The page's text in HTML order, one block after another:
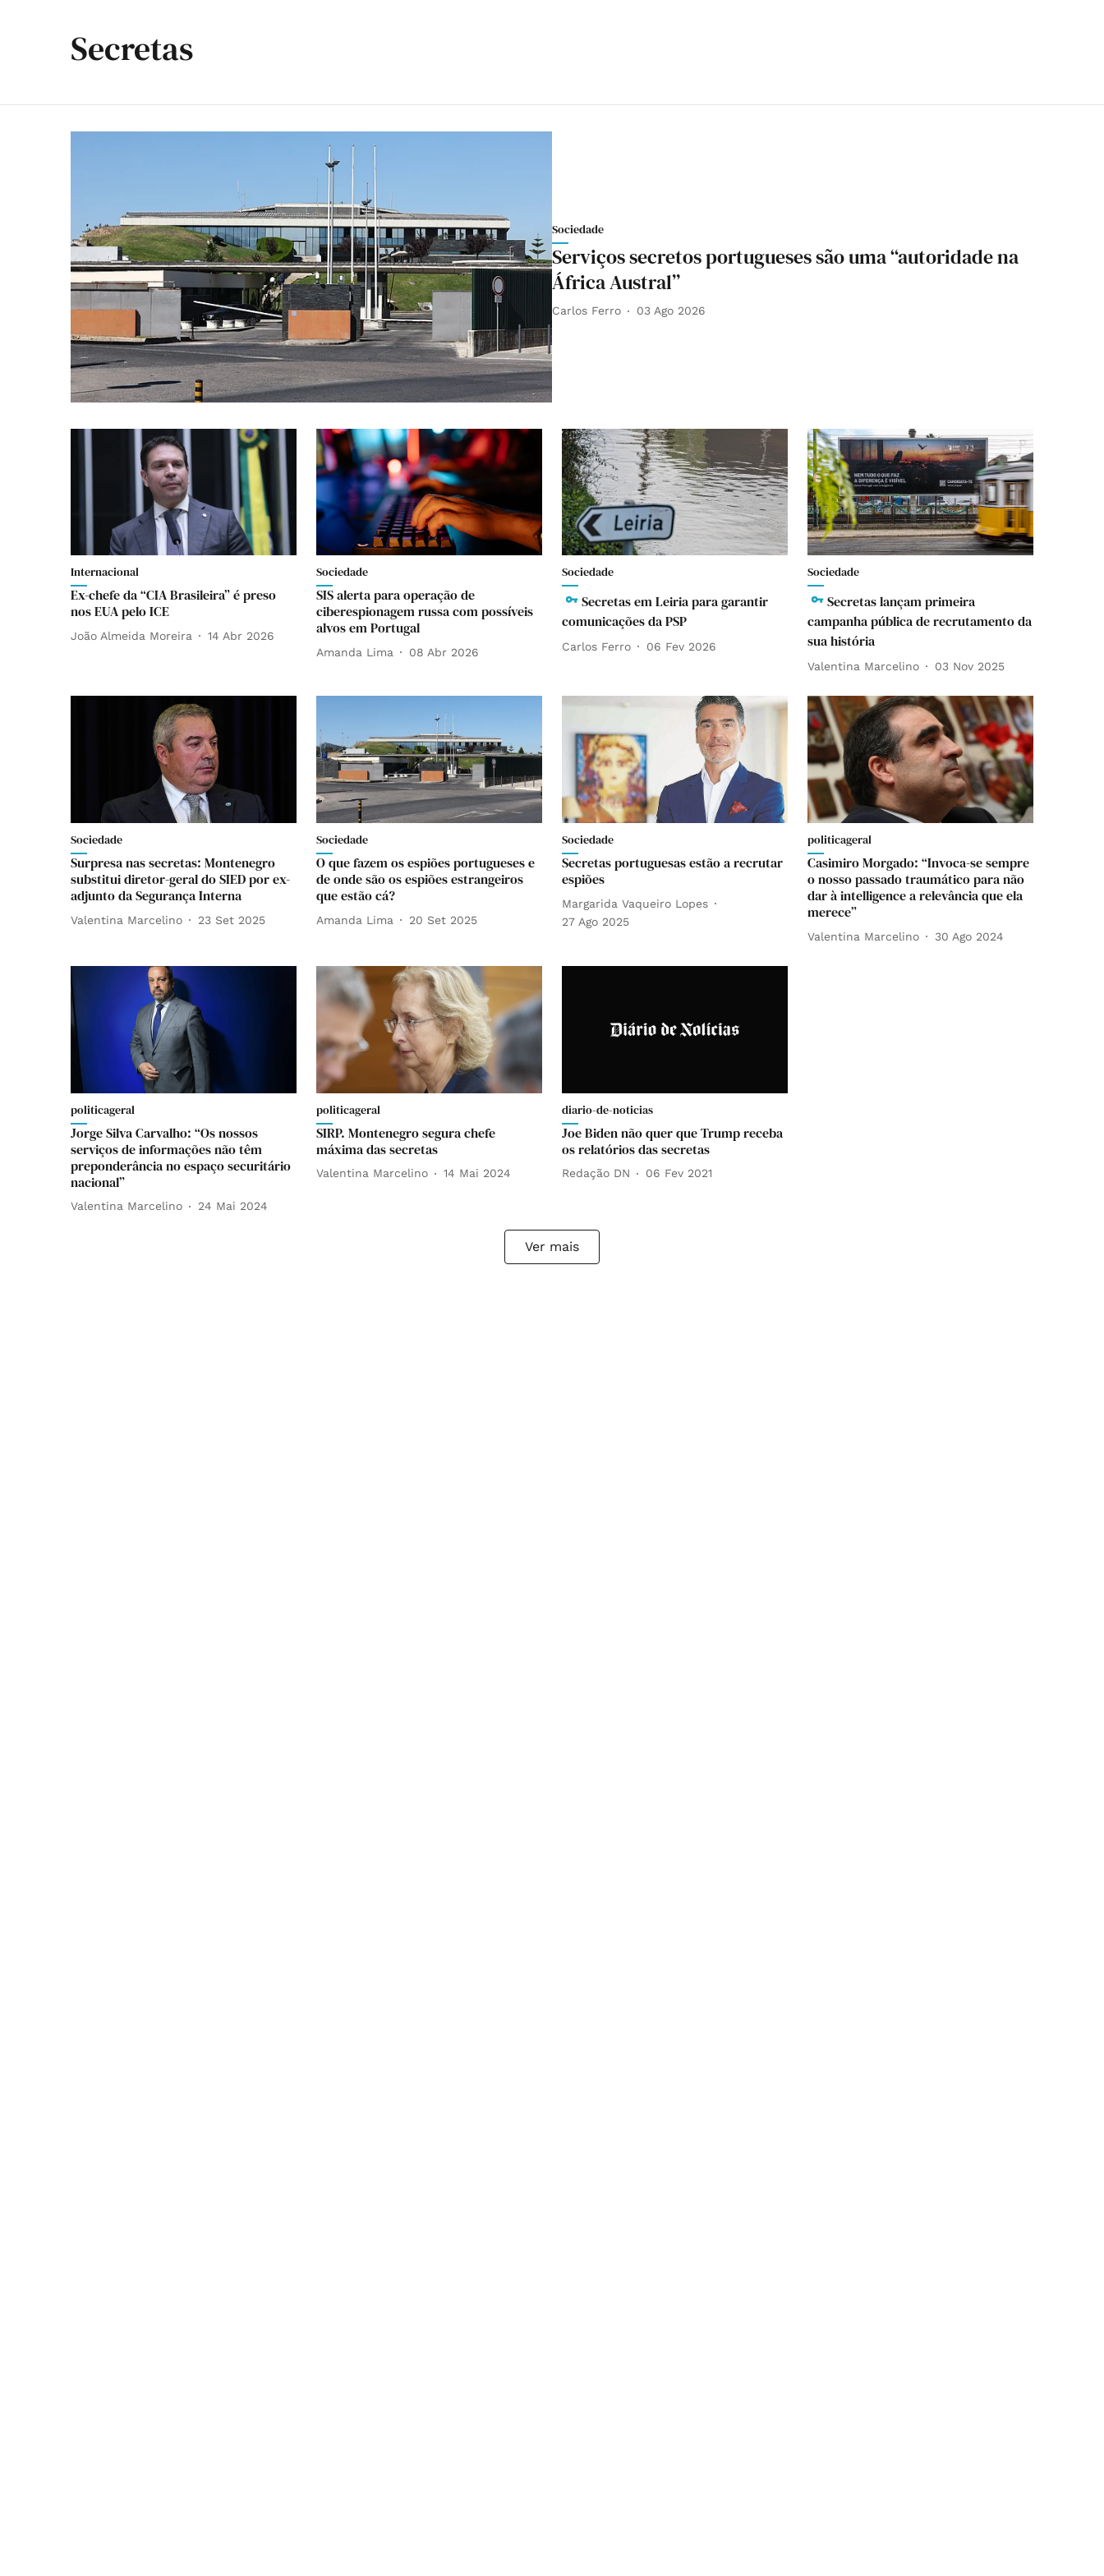
Secretas
Sociedade
Serviços secretos portugueses são uma “autoridade na
África Austral”
Carlos Ferro 03 Ago 2026
Internacional
Ex-chefe da “CIA Brasileira” é preso
nos EUA pelo ICE
João Almeida Moreira 14 Abr 2026
Sociedade
SIS alerta para operação de
ciberespionagem russa com possíveis
alvos em Portugal
Amanda Lima 08 Abr 2026
Sociedade
Secretas em Leiria para garantir
comunicações da PSP
Carlos Ferro 06 Fev 2026
Sociedade
Secretas lançam primeira
campanha pública de recrutamento da
sua história
Valentina Marcelino 03 Nov 2025
Sociedade
Surpresa nas secretas: Montenegro
substitui diretor-geral do SIED por ex-
adjunto da Segurança Interna
Valentina Marcelino 23 Set 2025
Sociedade
O que fazem os espiões portugueses e
de onde são os espiões estrangeiros
que estão cá?
Amanda Lima 20 Set 2025
Sociedade
Secretas portuguesas estão a recrutar
espiões
Margarida Vaqueiro Lopes
27 Ago 2025
politicageral
Casimiro Morgado: “Invoca-se sempre
o nosso passado traumático para não
dar à intelligence a relevância que ela
merece”
Valentina Marcelino 30 Ago 2024
politicageral
Jorge Silva Carvalho: “Os nossos
serviços de informações não têm
preponderância no espaço securitário
nacional”
Valentina Marcelino 24 Mai 2024
politicageral
SIRP. Montenegro segura chefe
máxima das secretas
Valentina Marcelino 14 Mai 2024
diario-de-noticias
Joe Biden não quer que Trump receba
os relatórios das secretas
Redação DN 06 Fev 2021
Ver mais